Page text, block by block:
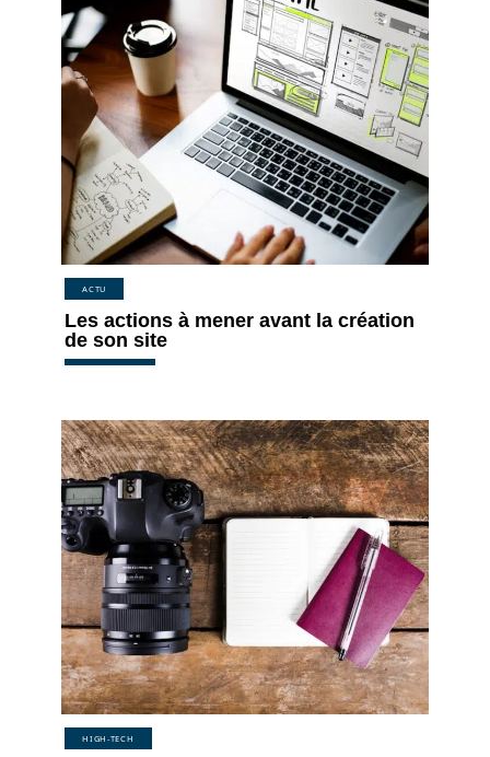
ACTU
Les actions à mener avant la création
de son site
HIGH-TECH